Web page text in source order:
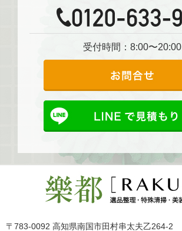
受付時間：8:00〜20:00
〒783-0092 高知県南国市田村串太夫乙264-2